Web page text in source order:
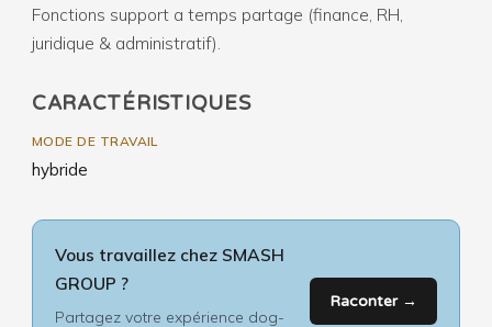
Fonctions support a temps partage (finance, RH,
juridique & administratif).
CARACTÉRISTIQUES
MODE DE TRAVAIL
hybride
Vous travaillez chez SMASH
GROUP ?
Partagez votre expérience dog-
Raconter →